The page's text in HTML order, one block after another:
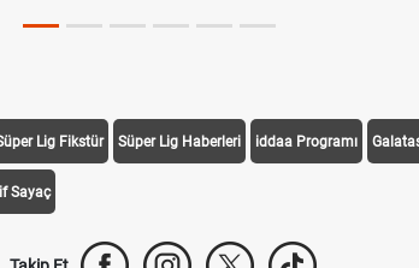
Lig Fikstür Süper Lig Haberleri iddaa Programı
Sayaç